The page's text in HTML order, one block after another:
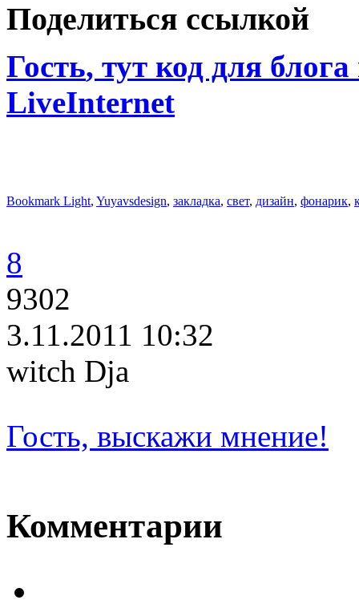
Поделиться ссылкой
Гость, тут код для
LiveInternet
Bookmark Light, Yuyavsdesign, закладка, свет, дизайн, фонарик,
8
9302
3.11.2011 10:32
witch Dja
Гость, выскажи мнение!
Комментарии